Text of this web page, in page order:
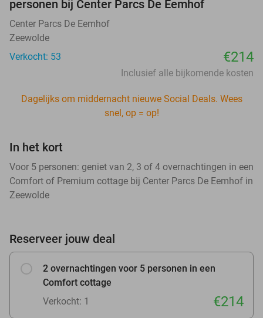
personen bij Center Parcs De Eemhof
Center Parcs De Eemhof
Zeewolde
Verkocht: 53
€214
Inclusief alle bijkomende kosten
Dagelijks om middernacht nieuwe Social Deals. Wees
snel, op = op!
In het kort
Voor 5 personen: geniet van 2, 3 of 4 overnachtingen in een
Comfort of Premium cottage bij Center Parcs De Eemhof in
Zeewolde
Reserveer jouw deal
2 overnachtingen voor 5 personen in een
Comfort cottage
Verkocht: 1
€214